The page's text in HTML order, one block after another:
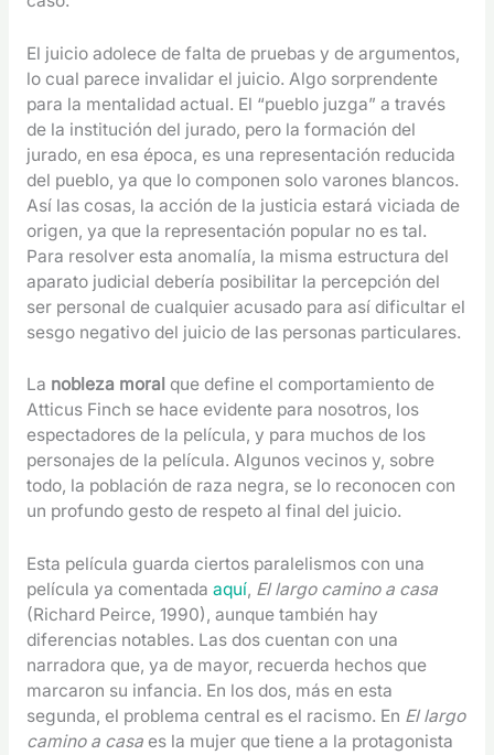
El juicio adolece de falta de pruebas y de argumentos,
lo cual parece invalidar el juicio. Algo sorprendente
para la mentalidad actual. El “pueblo juzga” a través
de la institución del jurado, pero la formación del
jurado, en esa época, es una representación reducida
del pueblo, ya que lo componen solo varones blancos.
Así las cosas, la acción de la justicia estará viciada de
origen, ya que la representación popular no es tal.
Para resolver esta anomalía, la misma estructura del
aparato judicial debería posibilitar la percepción del
ser personal de cualquier acusado para así dificultar el
sesgo negativo del juicio de las personas particulares.
La nobleza moral que define el comportamiento de
Atticus Finch se hace evidente para nosotros, los
espectadores de la película, y para muchos de los
personajes de la película. Algunos vecinos y, sobre
todo, la población de raza negra, se lo reconocen con
un profundo gesto de respeto al final del juicio.
Esta película guarda ciertos paralelismos con una
película ya comentada aquí, El largo camino a casa
(Richard Peirce, 1990), aunque también hay
diferencias notables. Las dos cuentan con una
narradora que, ya de mayor, recuerda hechos que
marcaron su infancia. En los dos, más en esta
segunda, el problema central es el racismo. En El largo
camino a casaes la mujer que tiene a la protagonista